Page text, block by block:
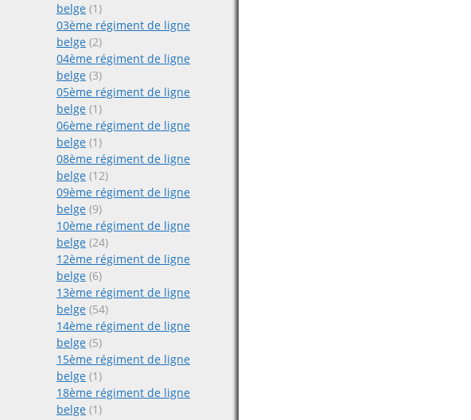
belge (1)
03ème régiment de ligne
belge (2)
04ème régiment de ligne
belge (3)
05ème régiment de ligne
belge (1)
06ème régiment de ligne
belge (1)
08ème régiment de ligne
belge (12)
09ème régiment de ligne
belge (9)
10ème régiment de ligne
belge (24)
12ème régiment de ligne
belge (6)
13ème régiment de ligne
belge (54)
14ème régiment de ligne
belge (5)
15ème régiment de ligne
belge (1)
18ème régiment de ligne
belge (1)